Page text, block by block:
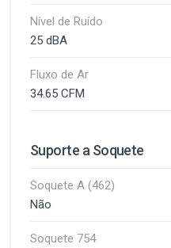
Nível de Ruído
25 dBA
Fluxo de Ar
34.65 CFM
Suporte a Soquete
Soquete A (462)
Não
Soquete 754